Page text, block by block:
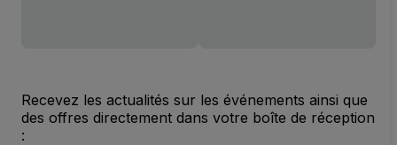
Recevez les actualités sur les événements ainsi que
des offres directement dans votre boîte de réception
: